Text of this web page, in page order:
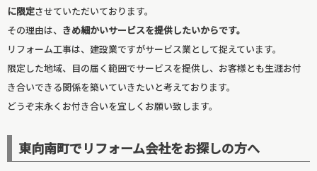
玄関リフォーム
に限定させていただいております。
その理由は、 きめ細かいサービスを提供したいからです。
リフォーム工事は、建設業ですがサービス業として捉えています。
限定した地域、目の届く範囲でサービスを提供し、お客様とも生涯お付
き合いできる関係を築いていきたいと考えております。
どうぞ末永くお付き合いを宜しくお願い致します。
東向南町でリフォーム会社をお探しの方へ